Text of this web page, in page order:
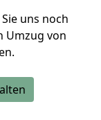
uns noch
Umzug von